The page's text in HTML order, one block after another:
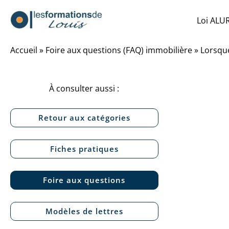
Loi
Accueil » Foire aux questions (FAQ) immobilière»
À consulter aussi :
Retour aux catégories
Fiches pratiques
Foire aux questions
Modèles de lettres